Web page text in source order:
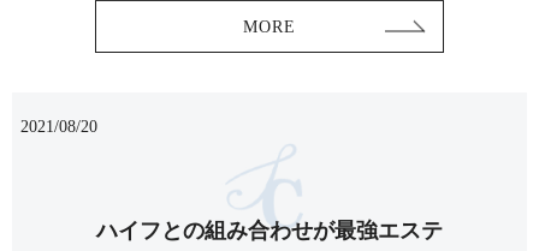
MORE
2021/08/20
ハイフとの組み合わせが最強エステ